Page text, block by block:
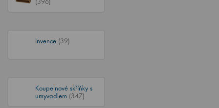
Invence (39)
Koupelnové skříňky s
umyvadlem (347)